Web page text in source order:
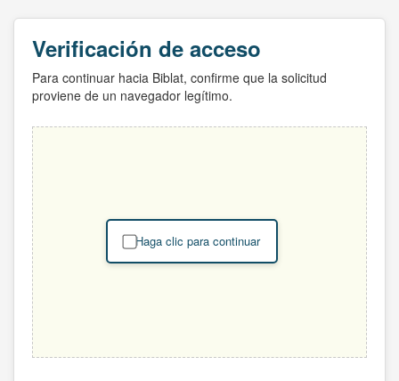
Verificación de acceso
Para continuar hacia Biblat, confirme que la solicitud
proviene de un navegador legítimo.
Haga clic para continuar